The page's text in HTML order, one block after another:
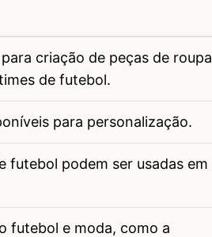
criação de peças de roupa
de futebol.
para personalização.
futebol podem ser usadas em
futebol e moda, como a